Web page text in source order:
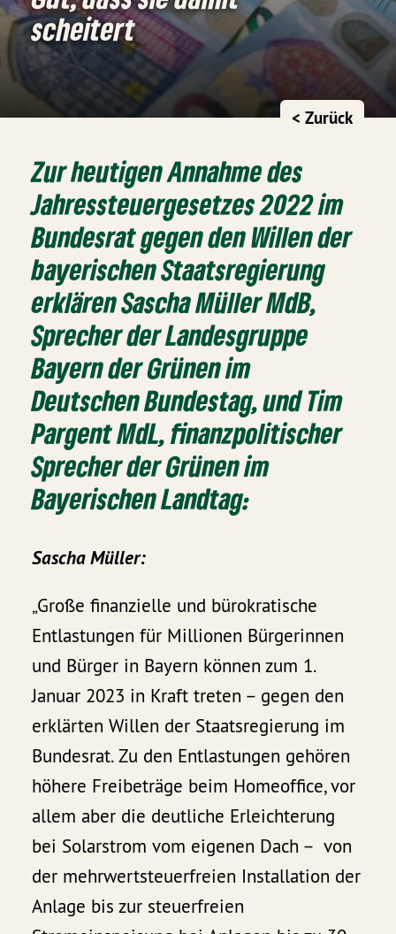
scheitert
< Zurück
Zur heutigen Annahme des
Jahressteuergesetzes 2022 im
Bundesrat gegen den Willen der
bayerischen Staatsregierung
erklären Sascha Müller MdB,
Sprecher der Landesgruppe
Bayern der Grünen im
Deutschen Bundestag, und Tim
Pargent MdL, finanzpolitischer
Sprecher der Grünen im
Bayerischen Landtag:
Sascha Müller:
„Große finanzielle und bürokratische
Entlastungen für Millionen Bürgerinnen
und Bürger in Bayern können zum 1.
Januar 2023 in Kraft treten – gegen den
erklärten Willen der Staatsregierung im
Bundesrat. Zu den Entlastungen gehören
höhere Freibeträge beim Homeoffice, vor
allem aber die deutliche Erleichterung
bei Solarstrom vom eigenen Dach – von
der mehrwertsteuerfreien Installation der
Anlage bis zur steuerfreien